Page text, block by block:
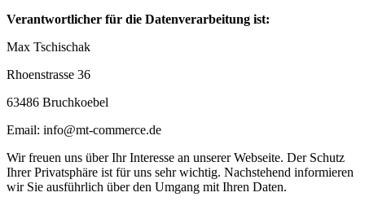
Verantwortlicher für die Datenverarbeitung ist:
Max Tschischak
Rhoenstrasse 36
63486 Bruchkoebel
Email: info@mt-commerce.de
Wir freuen uns über Ihr Interesse an unserer Webseite. Der Schutz
Ihrer Privatsphäre ist für uns sehr wichtig. Nachstehend informieren
wir Sie ausführlich über den Umgang mit Ihren Daten.